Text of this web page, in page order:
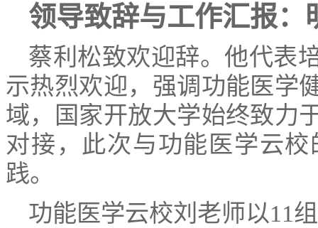
领导致辞与工作汇报：
蔡利松致欢迎辞。他代表
示热烈欢迎，强调功能医学
域，国家开放大学始终致力
对接，此次与功能医学云
践。
功能医学云校刘老师以11